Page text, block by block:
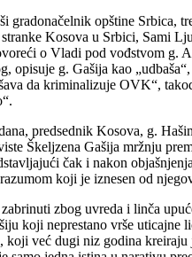
gradonačelnik opštine Srbica,
Kosova u Srbici, Sami
o Vladi pod vođstvom g.
opisuje g. Gašija kao
da kriminalizuje OVK“,
predsednik Kosova, g.
Škeljzena Gašija mržnju
čak i nakon
koji je iznesen od
zbog uvreda i linča
koji neprestano vrše uticajne
koji već dugi niz godina